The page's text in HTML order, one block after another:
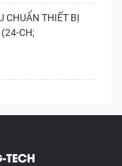
CHUẨN THIẾT BỊ
CH;